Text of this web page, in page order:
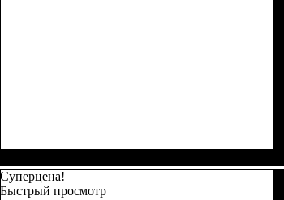
Суперцена!
Быстрый просмотр